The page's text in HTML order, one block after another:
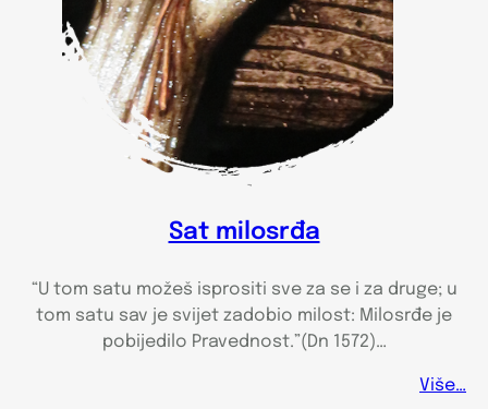
Sat milosrđa
“U tom satu možeš isprositi sve za se i za druge; u
tom satu sav je svijet zadobio milost: Milosrđe je
pobijedilo Pravednost.”(Dn 1572)…
Više…